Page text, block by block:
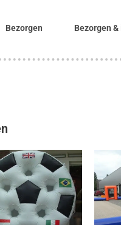
Bezorgen Bezorgen